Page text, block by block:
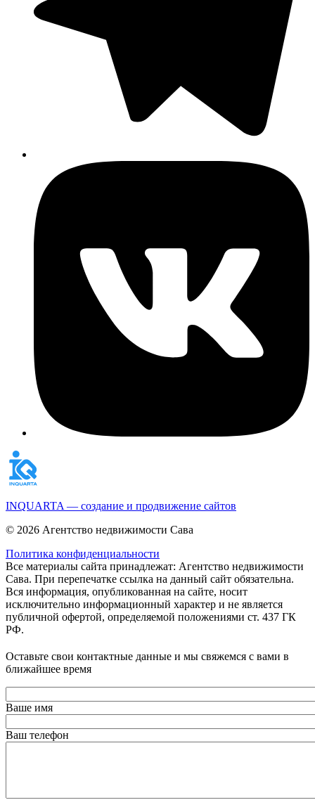
INQUARTA — создание и продвижение сайтов
© 2026 Агентство недвижимости Сава
Политика конфиденциальности
Все материалы сайта принадлежат: Агентство недвижимости
Сава. При перепечатке ссылка на данный сайт обязательна.
Вся информация, опубликованная на сайте, носит
исключительно информационный характер и не является
публичной офертой, определяемой положениями ст. 437 ГК
РФ.
Оставьте свои контактные данные и мы свяжемся с вами в
ближайшее время
Ваше имя
Ваш телефон